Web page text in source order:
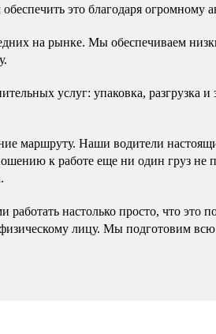
это благодаря огромному
на рынке. Мы обеспечиваем
услуг: упаковка, разгрузка и
маршруту. Наши водители
к работе еще ни один груз не
работать настолько просто, что это
лицу. Мы подготовим всю